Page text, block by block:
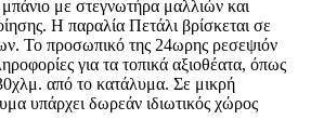
μπάνιο με στεγνωτήρα μαλλιών και
Η παραλία Πετάλι βρίσκεται σε
Το προσωπικό της 24ωρης ρεσεψιόν
για τα τοπικά αξιοθέατα, όπως
από το κατάλυμα. Σε μικρή
υπάρχει δωρεάν ιδιωτικός χώρος